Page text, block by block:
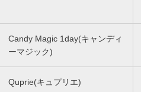
Candy Magic 1day(キャンディ
ーマジック)
Quprie(キュプリエ)